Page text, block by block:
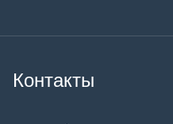
Контакты